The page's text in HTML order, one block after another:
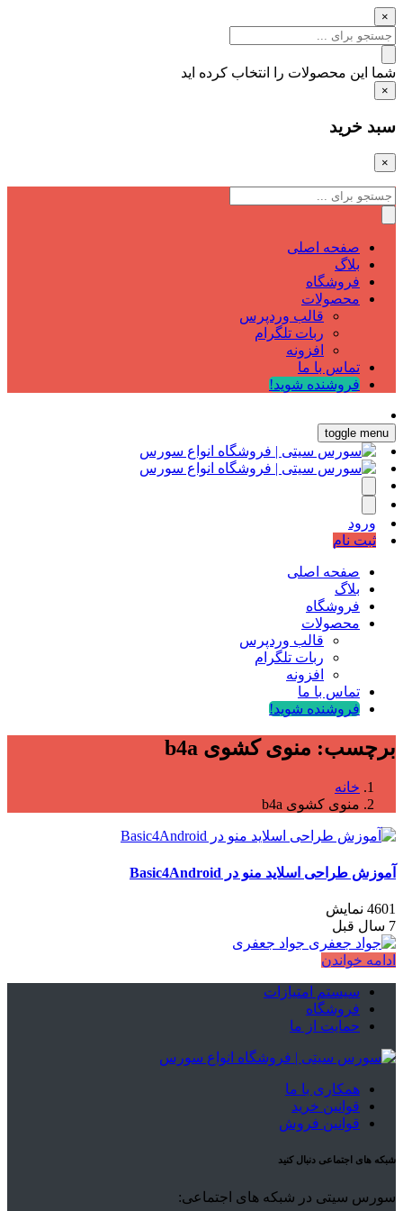
×
شما این محصولات را انتخاب کرده اید
×
سبد خرید
×
صفحه اصلی
بلاگ
فروشگاه
محصولات
قالب وردپرس
ربات تلگرام
افزونه
تماس با ما
فروشنده شوید!
toggle menu
ورود
ثبت نام
صفحه اصلی
بلاگ
فروشگاه
محصولات
قالب وردپرس
ربات تلگرام
افزونه
تماس با ما
فروشنده شوید!
برچسب: منوی کشوی b4a
خانه
منوی کشوی b4a
آموزش طراحی اسلاید منو در Basic4Android
4601 نمایش
7 سال قبل
جواد جعفری
ادامه خواندن
سیستم امتیازات
فروشگاه
حمایت از ما
همکاری با ما
قوانین خرید
قوانین فروش
شبکه های اجتماعی دنبال کنید
سورس سیتی در شبکه های اجتماعی: